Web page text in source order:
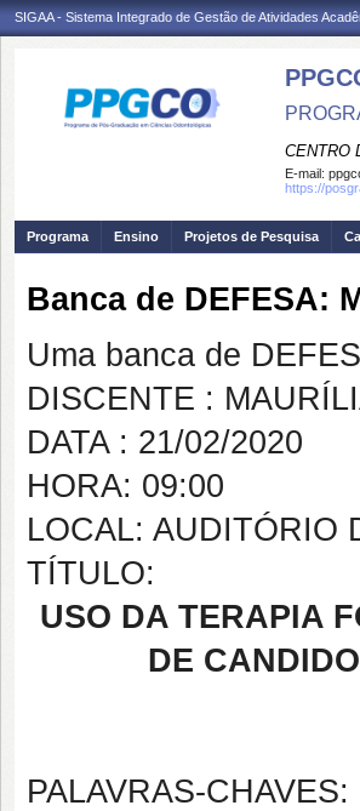
SIGAA - Sistema Integrado de Gestão de Atividades
CENTRO
E-mail:
https://
Programa Ensino Projetos de Pesquisa
Banca de DEFESA:
Uma banca de
DISCENTE :
DATA : 21/02/2020
HORA: 09:00
LOCAL: AUDITÓRIO
TÍTULO:
USO DA TERAPIA
DE
PALAVRAS-CHAVES: